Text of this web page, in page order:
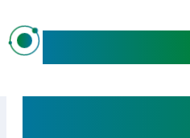
Emploi à
Rejoindre